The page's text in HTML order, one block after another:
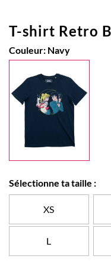
T-shirt Retro
Couleur: Navy
Sélectionne ta taille :
XS
L